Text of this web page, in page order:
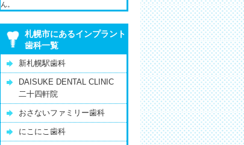
ん。
札幌市にあるインプラント
歯科一覧
新札幌駅歯科
‎DAISUKE DENTAL CLINIC
二十四軒院
おさないファミリー歯科
にこにこ歯科